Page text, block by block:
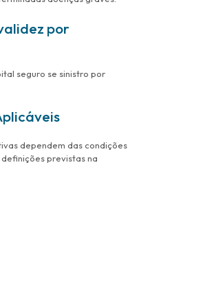
por
seguro se sinistro por
dependem das condições
previstas na